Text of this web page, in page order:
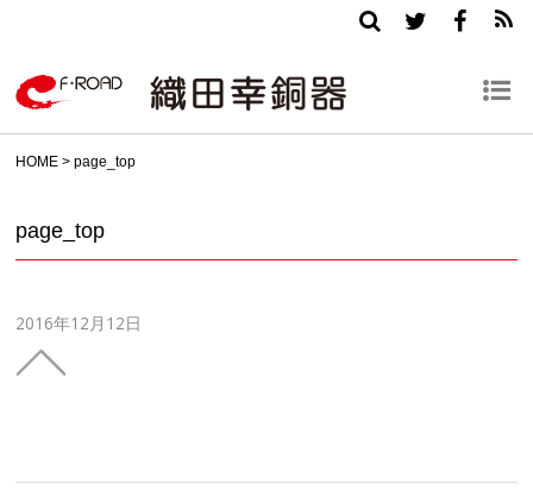
HOME >page_top
page_top
2016年12月12日